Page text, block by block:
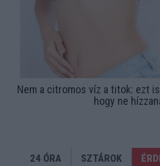
Nem a citromos víz a titok: ezt
hogy ne
24 ÓRA SZTÁROK